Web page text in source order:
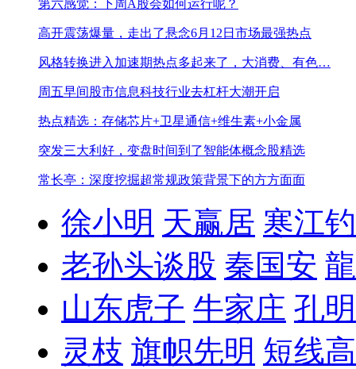
第六感觉：下周A股会如何运行呢？
高开震荡爆量，走出了悬念6月12日市场最强热点
风格转换进入加速期热点多起来了，大消费、有色…
周五早间股市信息科技行业去杠杆大潮开启
热点精选：存储芯片+卫星通信+维生素+小金属
突发三大利好，变盘时间到了智能体概念股精选
常长亭：深度挖掘超常规政策背景下的方方面面
徐小明 天赢居 寒江
老孙头谈股 秦国安
山东虎子 牛家庄 孔
灵枝 旗帜先明 短线